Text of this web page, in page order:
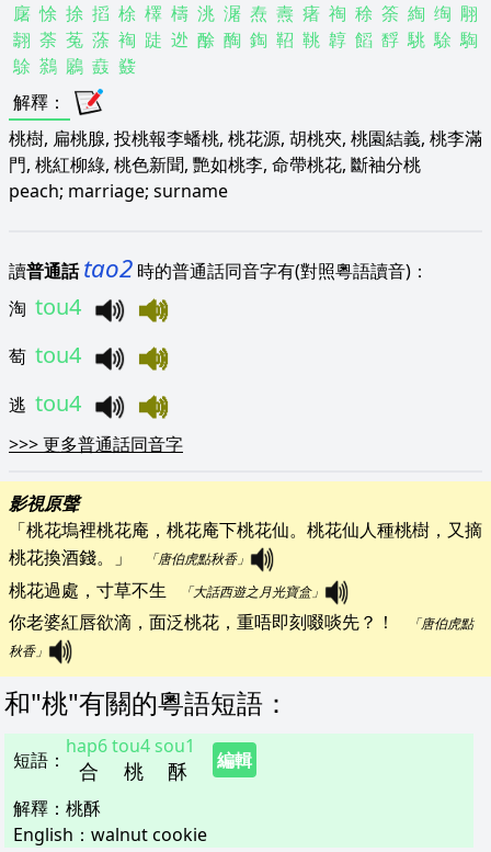
廜 悇 捈 搯 梌 檡 檮 洮 潳 焘 燾 瘏 祹 稌 筡 綯 绹 翢
翿 荼 菟 蒤 裪 跿 迯 酴 醄 鋾 鞀 鞉 韕 饀 馟 駣 駼 騊
鵌 鷋 鷵 鼖 鼗
解釋 ：
桃樹, 扁桃腺, 投桃報李蟠桃, 桃花源, 胡桃夾, 桃園結義, 桃李滿
門, 桃紅柳綠, 桃色新聞, 艷如桃李, 命帶桃花, 斷袖分桃
peach; marriage; surname
讀普通話 tao2 時的普通話同音字有(對照粵語讀音)：
淘 tou4
萄 tou4
逃 tou4
>>>更多普通話同音字
影視原聲
「桃花塢裡桃花庵，桃花庵下桃花仙。桃花仙人種桃樹，又摘
桃花換酒錢。」
「唐伯虎點秋香」
桃花過處，寸草不生 「大話西遊之月光寶盒」
你老婆紅唇欲滴，面泛桃花，重唔即刻啜啖先？！
「唐伯虎點
秋香」
和"桃"有關的粵語短語 ：
短語 ： 合
hap6
桃
tou4
酥
sou1
編輯
解釋 ： 桃酥
English： walnut cookie